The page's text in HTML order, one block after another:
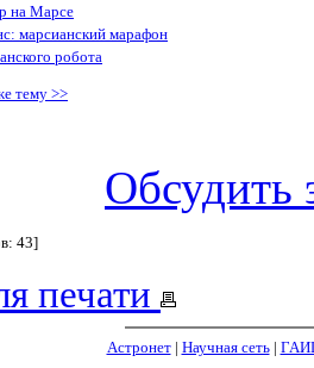
на Марсе
марсианский марафон
робота
тему >>
Обсудить
43]
печати
Астронет| Научная сеть|